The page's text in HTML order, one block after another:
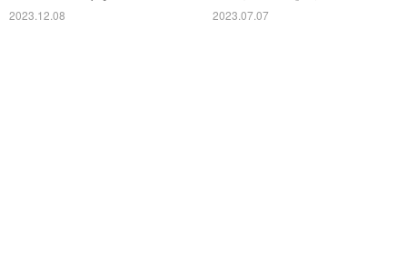
2023.12.08 2023.07.07